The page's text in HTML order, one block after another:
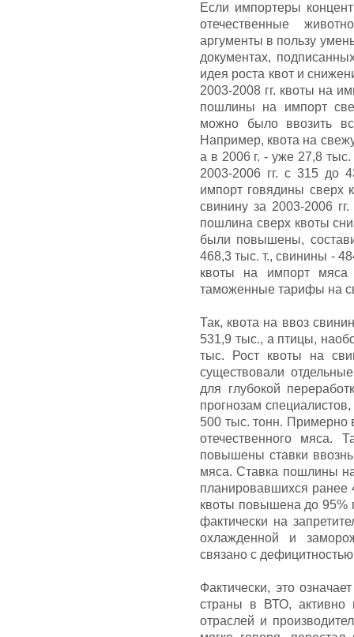
Если импортеры
отечественные
аргументы в пользу
документах,
идея роста квот и
2003-2008 гг. квоты на
пошлины на импорт
можно было ввозить
Например, квота на
а в 2006 г. - уже 27,8
2003-2006 гг. с 315 до
импорт говядины сверх
свинину за 2003-2006
пошлина сверх квоты
были повышены,
468,3 тыс. т., свинины -
квоты на импорт
таможенные тарифы на
Так, квота на ввоз
531,9 тыс., а птицы,
тыс. Рост квоты на
существовали
для глубокой
прогнозам
500 тыс. тонн. Примерно
отечественного мяса.
повышены ставки
мяса. Ставка пошлины
планировавшихся
квоты повышена до 95%
фактически на
охлажденной и
связано с
Фактически, это
страны в ВТО, активно
отраслей и